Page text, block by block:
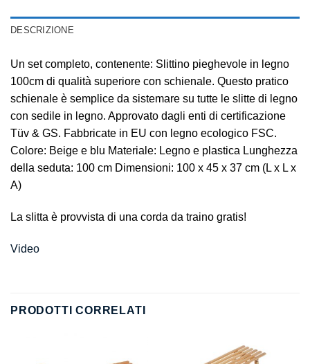
DESCRIZIONE
Un set completo, contenente: Slittino pieghevole in legno
100cm di qualità superiore con schienale. Questo pratico
schienale è semplice da sistemare su tutte le slitte di legno
con sedile in legno. Approvato dagli enti di certificazione
Tüv & GS. Fabbricate in EU con legno ecologico FSC.
Colore: Beige e blu Materiale: Legno e plastica Lunghezza
della seduta: 100 cm Dimensioni: 100 x 45 x 37 cm (L x L x
A)
La slitta è provvista di una corda da traino gratis!
Video
PRODOTTI CORRELATI